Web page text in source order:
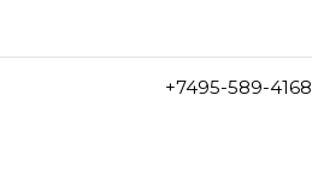
+7495-589-4168